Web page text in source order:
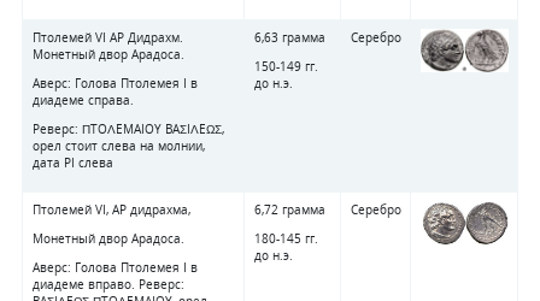
Птолемей VI АР Дидрахм.
Монетный двор Арадоса.
Аверс: Голова Птолемея I в
диадеме справа.
Реверс: ΠTOΛEMAIOY BAΣIΛEΩΣ,
орел стоит слева на молнии,
дата PI слева
6,63 грамма
150-149 гг.
до н.э.
Серебро
Птолемей VI, АР дидрахма,
Монетный двор Арадоса.
Аверс: Голова Птолемея I в
диадеме вправо. Реверс:
6,72 грамма
180-145 гг.
до н.э.
Серебро